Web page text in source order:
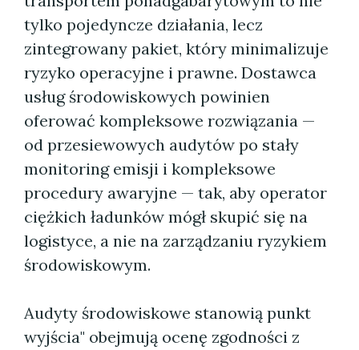
tylko pojedyncze działania, lecz
zintegrowany pakiet, który minimalizuje
ryzyko operacyjne i prawne. Dostawca
usług środowiskowych powinien
oferować kompleksowe rozwiązania —
od przesiewowych audytów po stały
monitoring emisji i kompleksowe
procedury awaryjne — tak, aby operator
ciężkich ładunków mógł skupić się na
logistyce, a nie na zarządzaniu ryzykiem
środowiskowym.
Audyty środowiskowe stanowią punkt
wyjścia" obejmują ocenę zgodności z